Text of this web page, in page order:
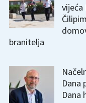
vijeća
branitelja
Dana
Dana